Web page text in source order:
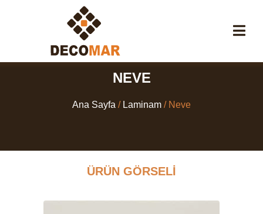
NEVE
Ana Sayfa / Laminam / Neve
ÜRÜN GÖRSELI